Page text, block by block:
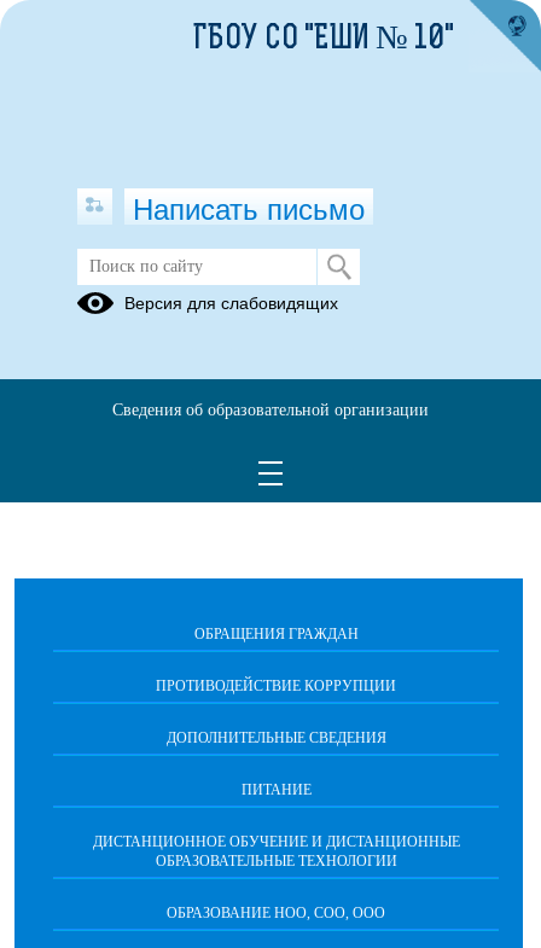
ГБОУ СО "ЕШИ № 11"
ОБРАЩЕНИЯ ГРАЖДАН
ПРОТИВОДЕЙСТВИЕ КОРРУПЦИИ
ДОПОЛНИТЕЛЬНЫЕ СВЕДЕНИЯ
ПИТАНИЕ
ДИСТАНЦИОННОЕ ОБУЧЕНИЕ И ДИСТАНЦИОННЫЕ
ОБРАЗОВАТЕЛЬНЫЕ ТЕХНОЛОГИИ
ОБРАЗОВАНИЕ НОО, СОО, ООО
ГБОУ СО "ЕШИ № 10"
Написать письмо
Версия для слабовидящих
Сведения об образовательной организации